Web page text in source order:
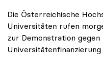
Die Österreichische
Universitäten rufen
zur Demonstration
Universitätenfinanzierung